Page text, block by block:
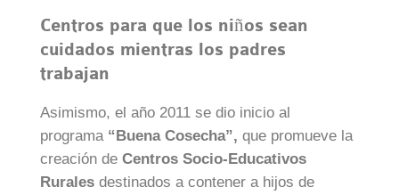
Centros para que los niños sean
cuidados mientras los padres
trabajan
Asimismo, el año 2011 se dio inicio al
programa “Buena Cosecha”, que promueve la
creación de Centros Socio-Educativos
Rurales destinados a contener a hijos de